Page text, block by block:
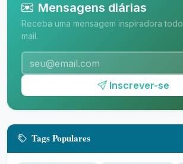
Mensagens diárias
Receba uma mensagem inspiradora
mail.
Inscrever-se
Tags Populares